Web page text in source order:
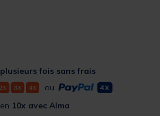
plusieurs fois sans frais
ou
ou en 10x avec Alma